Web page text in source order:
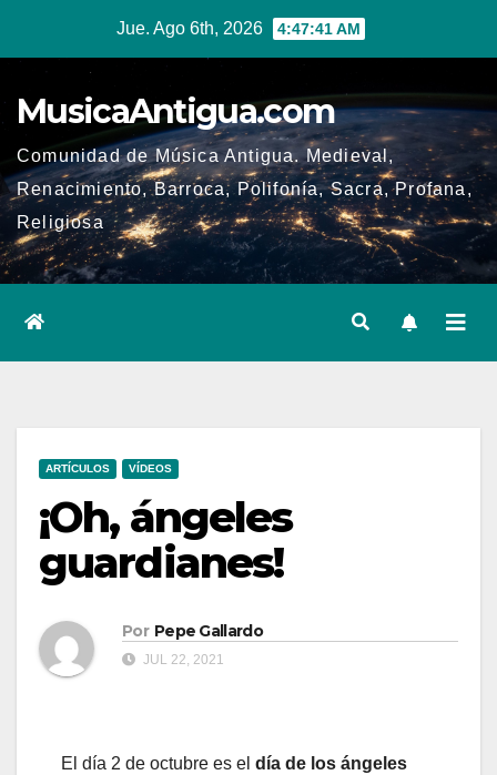
Jue. Ago 6th, 2026 4:47:42 AM
MusicaAntigua.com
Comunidad de Música Antigua. Medieval,
Renacimiento, Barroca, Polifonía, Sacra, Profana,
Religiosa
ARTÍCULOS VÍDEOS
¡Oh, ángeles
guardianes!
Por Pepe Gallardo
JUL 22, 2021
El día 2 de octubre es el día de los ángeles